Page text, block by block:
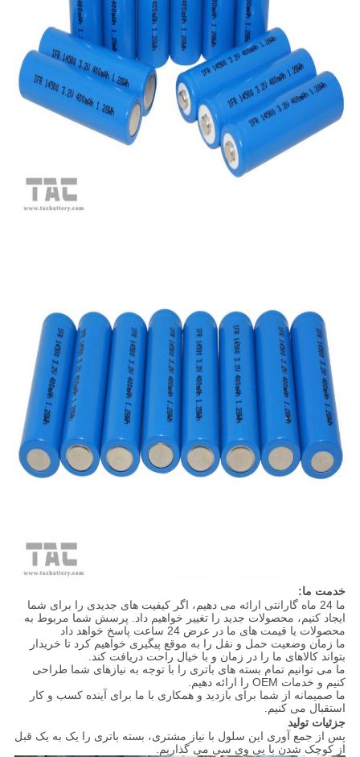
خدمت ما:
ما 24 ماه گارانتی ارائه می دهیم، اگر کیفیت های جدیدی را برای شما
ایجاد کنیم، محصولات جدید را تغییر خواهیم داد. پرسش شما مربوط به
محصولات یا قیمت های ما در عرض 24 ساعت پاسخ خواهد داد
ما زمان وضعیت حمل و نقل را به موقع پیگیری خواهیم کرد تا خریدار
بتواند کالاهای ما را در زمان و با خیال راحت دریافت کند.
ما می توانیم تمام بسته های باتری را با توجه به نیازهای شما طراحی
کنیم و خدمات OEM را ارائه دهیم.
ما صمیمانه از شما برای بازدید و همکاری با ما برای آینده کسب و کار
استقبال می کنیم.
جزئیات تولید
پس از جمع آوری این سلول با نیاز مشتری، بسته باتری را یک به یک قبل
از کوچک شدن با پی وی سی می گذاریم.